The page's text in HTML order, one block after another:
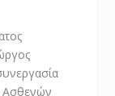
Ασθενών